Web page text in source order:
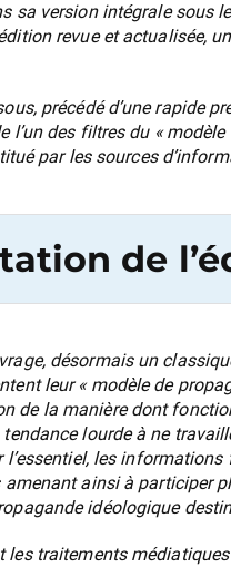
sa version intégrale sous
revue et actualisée,
précédé d’une rapide
l’un des filtres du «
par les sources
de
désormais un
leur « modèle de
de la manière dont
lourde à ne
l’essentiel, les
amenant ainsi à participer
idéologique
les traitements